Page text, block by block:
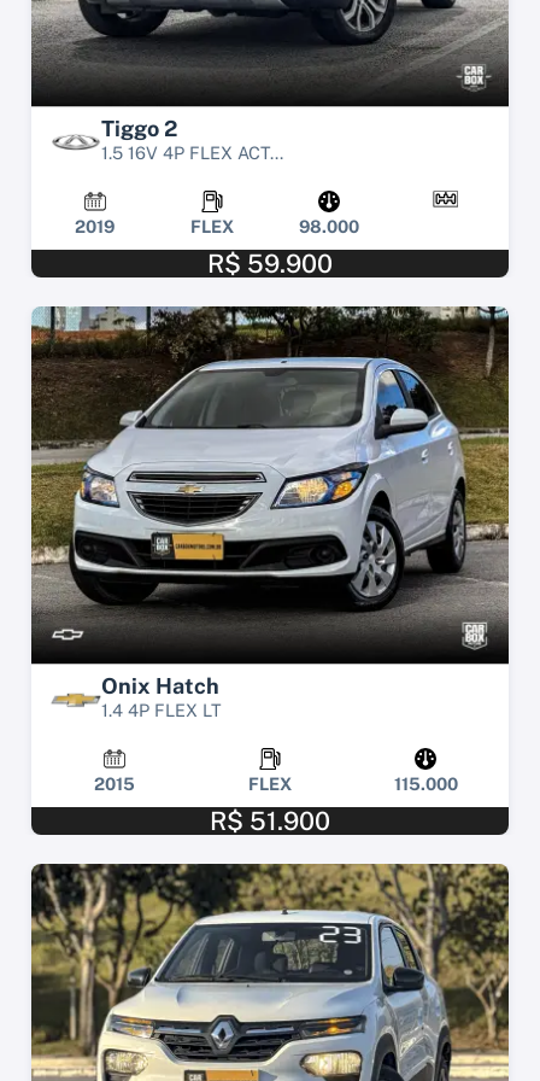
Tiggo 2
1.5 16V 4P FLEX ACT...
2019 FLEX 98.000
R$ 59.900
Onix Hatch
1.4 4P FLEX LT
2015 FLEX 115.000
R$ 51.900